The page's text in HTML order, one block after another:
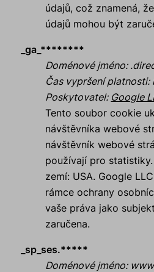
údajů, což znamená,
údajů mohou být
_ga_********
Doménové jméno:
Čas vypršení platnosti:
Poskytovatel: Google
Tento soubor cookie
návštěvníka webové
návštěvník webové
používají pro
zemí: USA. Google
rámce ochrany
vaše práva jako
zaručena.
_sp_ses.*****
Doménové jméno: